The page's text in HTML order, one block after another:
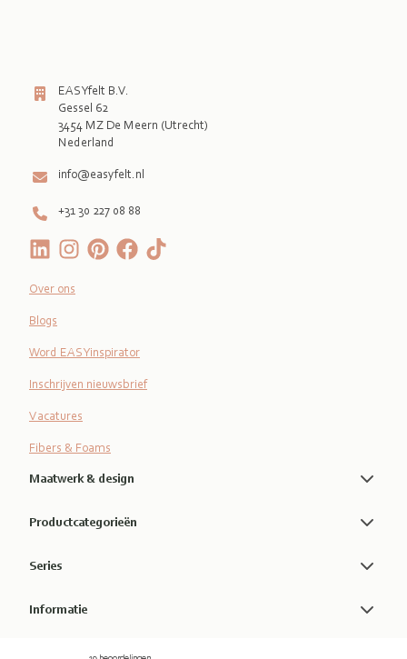
EASYfelt B.V.
Gessel 62
3454 MZ De Meern (Utrecht)
Nederland
info@easyfelt.nl
+31 30 227 08 88
Over ons
Blogs
Word EASYinspirator
Inschrijven nieuwsbrief
Vacatures
Fibers & Foams
Maatwerk & design
Productcategorieën
Series
Informatie